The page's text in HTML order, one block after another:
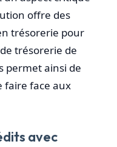
offre des
trésorerie pour
trésorerie de
permet ainsi de
faire face aux
avec